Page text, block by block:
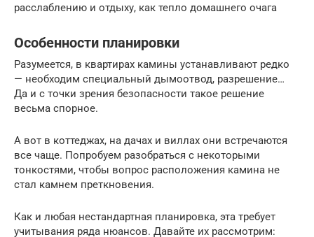
расслаблению и отдыху, как тепло домашнего очага
Особенности планировки
Разумеется, в квартирах камины устанавливают редко
— необходим специальный дымоотвод, разрешение…
Да и с точки зрения безопасности такое решение
весьма спорное.
А вот в коттеджах, на дачах и виллах они встречаются
все чаще. Попробуем разобраться с некоторыми
тонкостями, чтобы вопрос расположения камина не
стал камнем преткновения.
Как и любая нестандартная планировка, эта требует
учитывания ряда нюансов. Давайте их рассмотрим: